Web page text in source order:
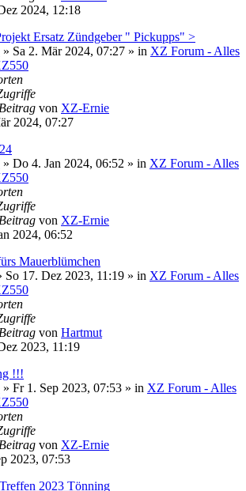
2024, 12:18
Ersatz Zündgeber " Pickupps" >
» Sa 2. Mär 2024, 07:27 » in XZ Forum - Alles
von XZ-Ernie
2024, 07:27
» Do 4. Jan 2024, 06:52 » in XZ Forum - Alles
von XZ-Ernie
2024, 06:52
Mauerblümchen
So 17. Dez 2023, 11:19 » in XZ Forum - Alles
von Hartmut
2023, 11:19
!!!
» Fr 1. Sep 2023, 07:53 » in XZ Forum - Alles
von XZ-Ernie
2023, 07:53
2023 Tönning